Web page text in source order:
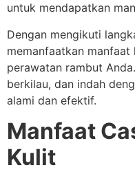
untuk mendapatkan
Dengan mengikuti
memanfaatkan
perawatan rambut
berkilau, dan indah
alami dan efektif.
Manfaat
Kulit